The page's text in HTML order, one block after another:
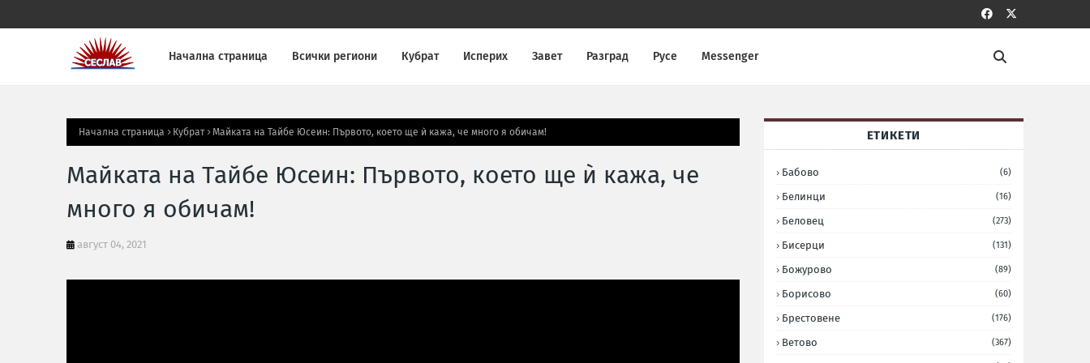
Начална страница Всички региони Кубрат Исперих Завет Разград Русе Messenger
Начална страница Кубрат Майката на Тайбе Юсеин: Първото, което ще ѝ кажа, че много я обичам!
Майката на Тайбе Юсеин: Първото, което ще ѝ кажа, че
много я обичам!
август 04, 2021
ЕТИКЕТИ
Бабово (6)
Белинци (16)
Беловец (273)
Бисерци (131)
Божурово (89)
Борисово (60)
Брестовене (176)
Ветово (367)